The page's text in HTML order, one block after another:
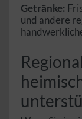
Getränke:
und andere